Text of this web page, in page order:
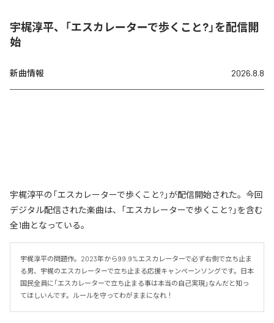
宇梶淳平、「エスカレーターで歩くこと?」を配信開
始
新曲情報 2026.8.8
宇梶淳平の「エスカレーターで歩くこと?」が配信開始された。今回
デジタル配信された楽曲は、「エスカレーターで歩くこと?」を含む
全1曲となっている。
宇梶淳平の問題作。2023年から99.9%エスカレーターで必ず右側で立ち止ま
る男、宇梶のエスカレーターで立ち止まる応援キャンペーンソングです。日本
国民全員に「エスカレーターで立ち止まる事は本当の自己実現」なんだと知っ
てほしいんです。ルールを守ってわがままになれ！